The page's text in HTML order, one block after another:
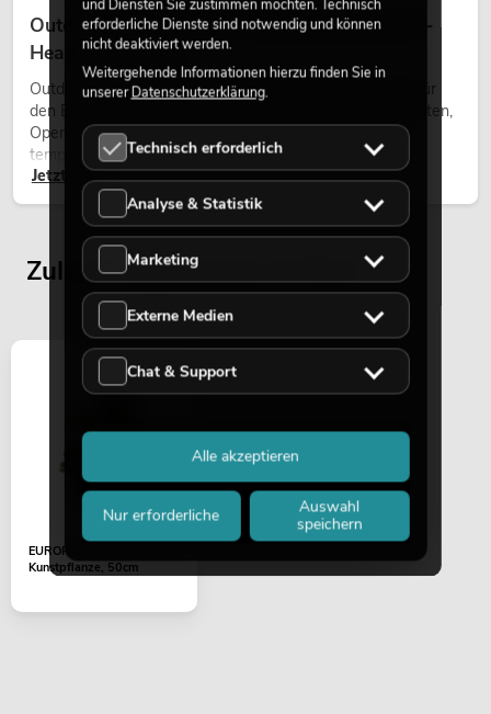
Outdoor Moving-Heads: Wetterfeste Moving-
Heads bei Events
Outdoor Moving-Heads sind bewegliche Scheinwerfer für
den Einsatz im Freien. Sie werden bei Festivals, Stadtfesten,
Open-Air-Konzerten, Architekturinszenierungen und
temporären Außeninstallationen eingesetzt.
Jetzt lesen
Zuletzt angesehene Artikel
EUROPALMS Bonsai-Pinie,
Kunstpflanze, 50cm
und Diensten Sie zustimmen möchten. Technisch
erforderliche Dienste sind notwendig und können
nicht deaktiviert werden.
Weitergehende Informationen hierzu finden Sie in
unsererDatenschutzerklärung.
Technisch erforderlich
Analyse & Statistik
Marketing
Externe Medien
Chat & Support
Nur erforderliche
Auswahl
speichern
Alle akzeptieren